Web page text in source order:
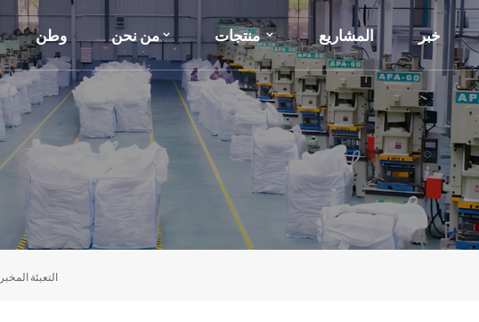
وطن من نحن منتجات المشاريع خبر
التعبئة